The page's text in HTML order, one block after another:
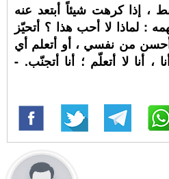
، إذا كرهت شيئاً أبتعد عنه
: لماذا لا أحب هذا ؟ أتحيّز
أحسن من نفسي ، أو أتعلم أي
أنا لا أتعلّم ؛ أنا أتجنّب. -